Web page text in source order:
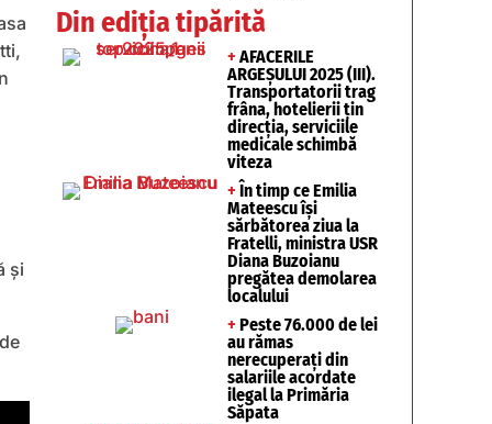
și
Din ediția tipărită
+ AFACERILE
ARGEȘULUI 2025 (III).
Transportatorii trag
frâna, hotelierii țin
direcția, serviciile
medicale schimbă
viteza
+ În timp ce Emilia
Mateescu își
sărbătorea ziua la
Fratelli, ministra USR
Diana Buzoianu
pregătea demolarea
localului
+ Peste 76.000 de lei
au rămas
nerecuperați din
salariile acordate
ilegal la Primăria
Săpata